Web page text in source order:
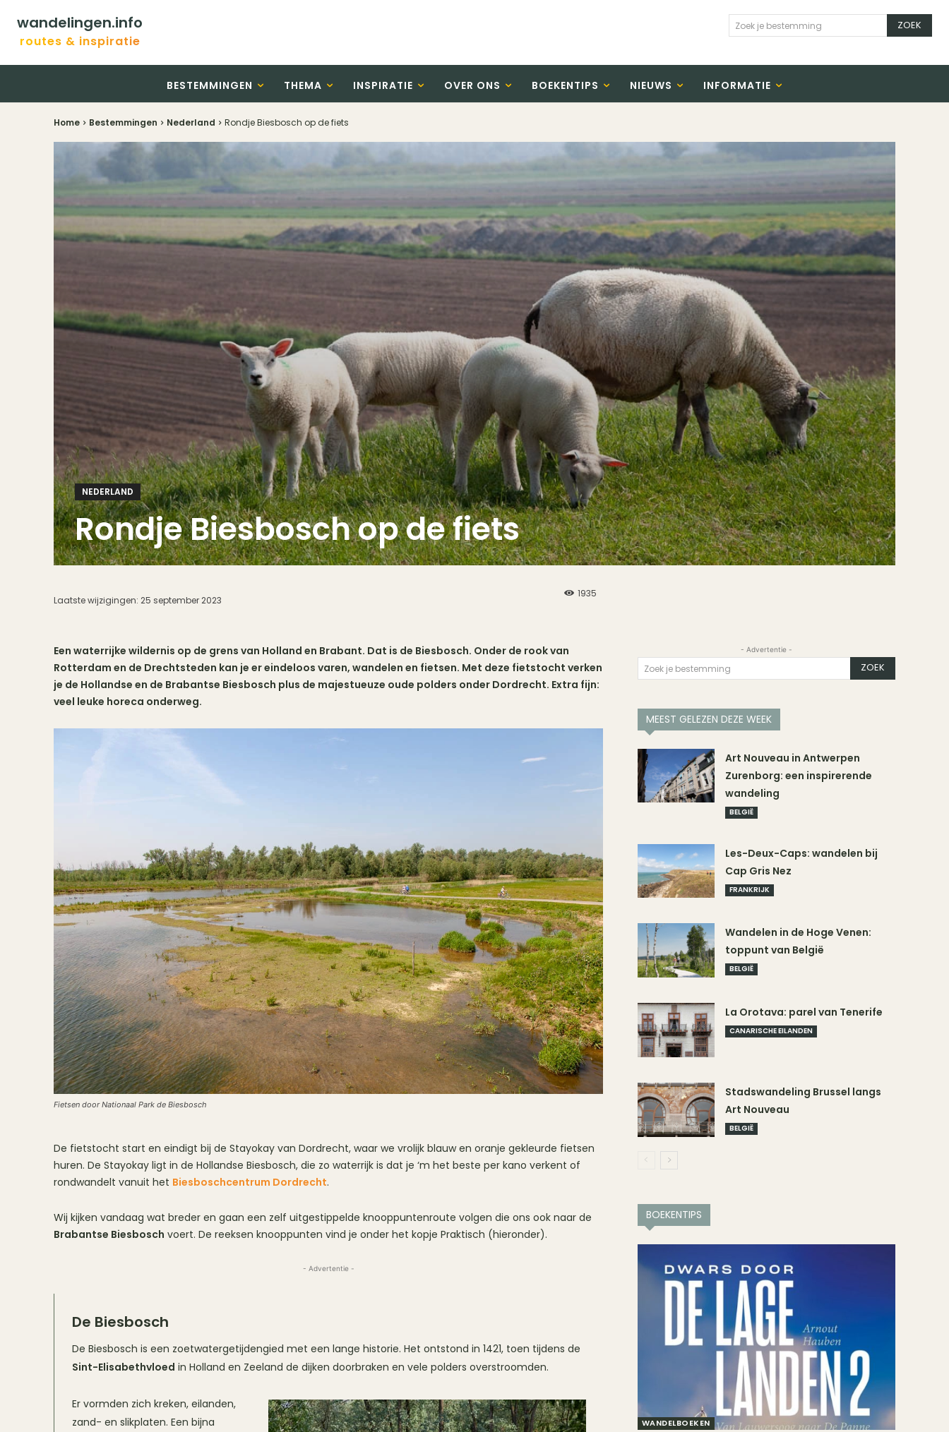
wandelingen.info
routes & inspiratie
Zoek je bestemming ZOEK
BESTEMMINGEN THEMA INSPIRATIE OVER ONS BOEKENTIPS NIEUWS INFORMATIE
Home Bestemmingen Nederland Rondje Biesbosch op de fiets
NEDERLAND
Rondje Biesbosch op de fiets
Laatste wijzigingen: 25 september 2023
1935
Een waterrijke wildernis op de grens van Holland en Brabant. Dat is de Biesbosch. Onder de rook van
Rotterdam en de Drechtsteden kan je er eindeloos varen, wandelen en fietsen. Met deze fietstocht verken
je de Hollandse en de Brabantse Biesbosch plus de majestueuze oude polders onder Dordrecht. Extra fijn:
veel leuke horeca onderweg.
Fietsen door Nationaal Park de Biesbosch
De fietstocht start en eindigt bij de Stayokay van Dordrecht, waar we vrolijk blauw en oranje gekleurde fietsen
huren. De Stayokay ligt in de Hollandse Biesbosch, die zo waterrijk is dat je ‘m het beste per kano verkent of
rondwandelt vanuit het Biesboschcentrum Dordrecht.
Wij kijken vandaag wat breder en gaan een zelf uitgestippelde knooppuntenroute volgen die ons ook naar de
Brabantse Biesbosch voert. De reeksen knooppunten vind je onder het kopje Praktisch (hieronder).
- Advertentie -
De Biesbosch
De Biesbosch is een zoetwatergetijdengied met een lange historie. Het ontstond in 1421, toen tijdens de
Sint-Elisabethvloed in Holland en Zeeland de dijken doorbraken en vele polders overstroomden.
Er vormden zich kreken, eilanden,
zand- en slikplaten. Een bijna
- Advertentie -
Zoek je bestemming ZOEK
MEEST GELEZEN DEZE WEEK
Art Nouveau in Antwerpen
Zurenborg: een inspirerende
wandeling
BELGIË
Les-Deux-Caps: wandelen bij
Cap Gris Nez
FRANKRIJK
Wandelen in de Hoge Venen:
toppunt van België
BELGIË
La Orotava: parel van Tenerife
CANARISCHE EILANDEN
Stadswandeling Brussel langs
Art Nouveau
BELGIË
BOEKENTIPS
WANDELBOEKEN